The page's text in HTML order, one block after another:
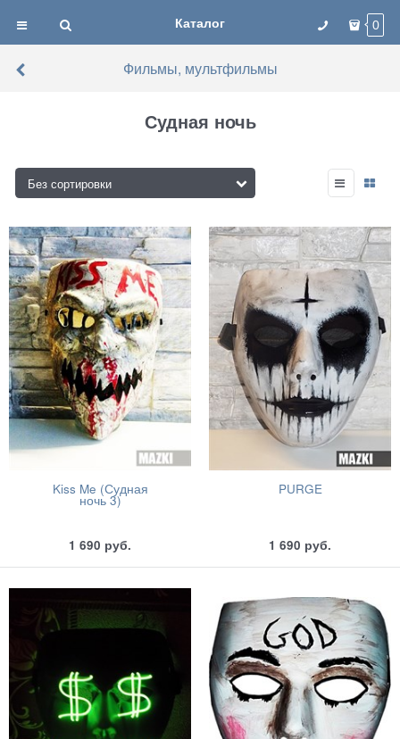
Каталог 0
Фильмы, мультфильмы
Судная ночь
Kiss Me (Судная
ночь 3)
1 690 руб.
PURGE
1 690 руб.